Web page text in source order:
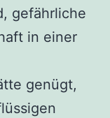
gefährliche
in einer
genügt,